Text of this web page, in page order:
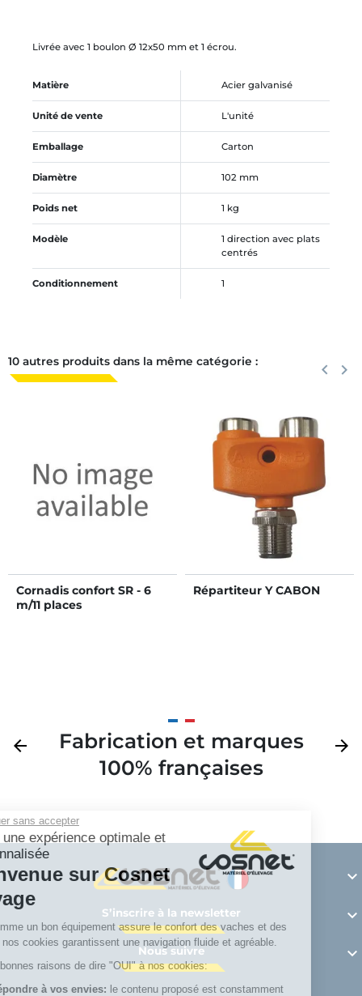
Continuer sans accepter
Vivez une expérience optimale et
personnalisée
Bienvenue sur Cosnet
élevage
Tout comme un bon équipement assure le confort des vaches et des
bovins, nos cookies garantissent une navigation fluide et agréable.
Voici 4 bonnes raisons de dire "OUI" à nos cookies:
Pour répondre à vos envies:le contenu proposé est constamment
Livrée avec 1 boulon Ø 12x50 mm et 1 écrou.
Matière Acier galvanisé
Unité de vente L'unité
Emballage Carton
Diamètre 102 mm
Poids net 1 kg
Modèle
1 direction avec plats
centrés
Conditionnement 1
10 autres produits dans la même catégorie : keyboard_arrow_left keyboard_arrow_right
Cornadis confort SR - 6
m/11 places
Répartiteur Y CABON
Précédent
arrow_back
Fabrication et marques
100% françaises
arrow_forward

S’inscrire à la newsletter 
Nous suivre 